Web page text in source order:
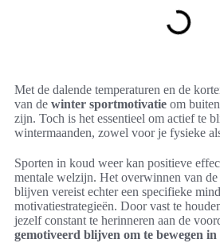
Met de dalende temperaturen en de
van de winter sportmotivatie om
zijn. Toch is het essentieel om actief te
wintermaanden, zowel voor je fysieke
Sporten in koud weer kan positieve
mentale welzijn. Het overwinnen van
blijven vereist echter een specifieke
motivatiestrategieën. Door vast te
jezelf constant te herinneren aan de
gemotiveerd blijven om te bewegen